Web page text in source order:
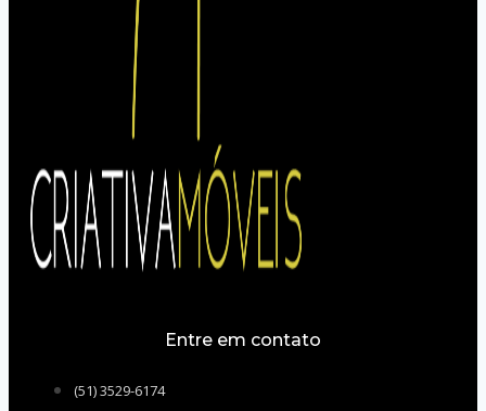
Entre em contato
(51) 3529-6174